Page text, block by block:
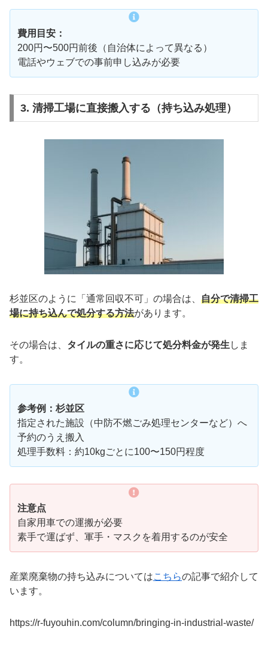
費用目安：
200円〜500円前後（自治体によって異なる）
電話やウェブでの事前申し込みが必要
3. 清掃工場に直接搬入する（持ち込み処理）
杉並区のように「通常回収不可」の場合は、 自分で清掃工
場に持ち込んで処分する方法があります。
その場合は、 タイルの重さに応じて処分料金が発生 しま
す。
参考例：杉並区
指定された施設（中防不燃ごみ処理センターなど）へ
予約のうえ搬入
処理手数料：約10kgごとに100〜150円程度
注意点
自家用車での運搬が必要
素手で運ばず、軍手・マスクを着用するのが安全
産業廃棄物の持ち込みについてはこちらの記事で紹介して
います。
https://r-fuyouhin.com/column/bringing-in-industrial-waste/